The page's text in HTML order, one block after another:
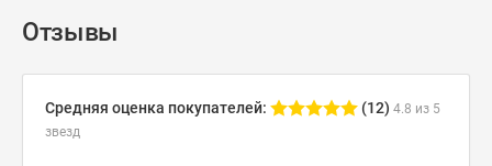
Отзывы
Средняя оценка покупателей: (12) 4.8 из 5
звезд